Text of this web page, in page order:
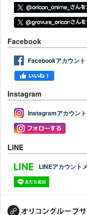
Facebook
Facebookアカウント
Instagram
Instagramアカウント
LINE
LINEアカウント